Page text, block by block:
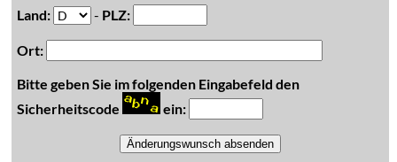
Land:
- PLZ:
Ort:
Bitte geben Sie im folgenden Eingabefeld den
Sicherheitscode
ein: